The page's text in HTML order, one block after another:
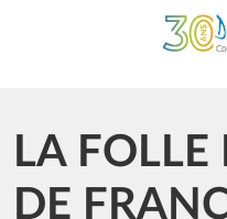
Aller au contenu principal
LA FOLLE
DE